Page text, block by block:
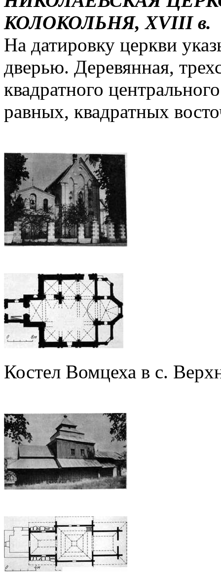
КОЛОКОЛЬНЯ, XVIII в.
На датировку церкви
дверью. Деревянная,
квадратного
равных, квадратных
Костел Вомцеха в с.